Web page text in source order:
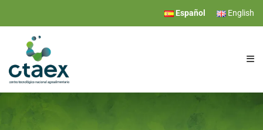
Español English
CTAEX